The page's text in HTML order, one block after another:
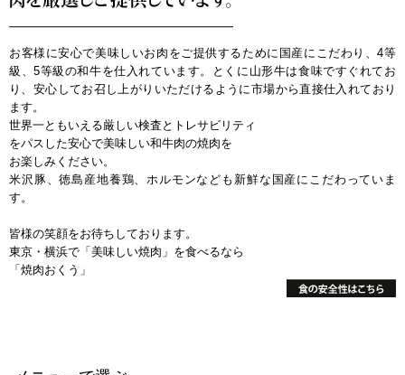
お客様に安心で美味しいお肉をご提供するために国産にこだわり、4等
級、5等級の和牛を仕入れています。とくに山形牛は食味ですぐれてお
り、安心してお召し上がりいただけるように市場から直接仕入れており
ます。
世界一ともいえる厳しい検査とトレサビリティ
をパスした安心で美味しい和牛肉の焼肉を
お楽しみください。
米沢豚、徳島産地養鶏、ホルモンなども新鮮な国産にこだわっていま
す。
皆様の笑顔をお待ちしております。
東京・横浜で「美味しい焼肉」を食べるなら
「焼肉おくう」